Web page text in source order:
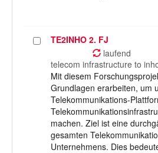
ProjektTE2INHO 2. FJ
laufend
telecom infrastructure to
Mit diesem
Grundlagen erarbeiten, um
Telekommunikations-
machen. Ziel ist eine
gesamten
Unternehmens. Dies